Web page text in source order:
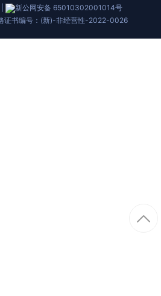
新公网安备 65010302001014号
证书编号：(新)-非经营性-2022-0026